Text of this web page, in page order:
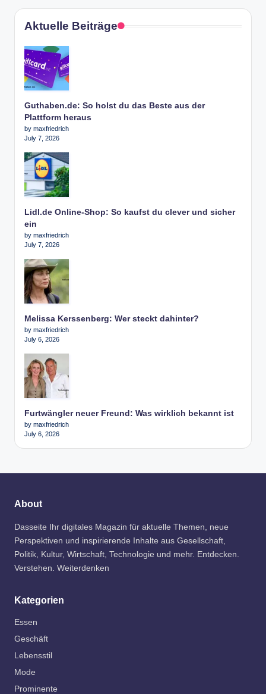
Aktuelle Beiträge
Guthaben.de: So holst du das Beste aus der
Plattform heraus
by maxfriedrich
July 7, 2026
Lidl.de Online-Shop: So kaufst du clever und sicher
ein
by maxfriedrich
July 7, 2026
Melissa Kerssenberg: Wer steckt dahinter?
by maxfriedrich
July 6, 2026
Furtwängler neuer Freund: Was wirklich bekannt ist
by maxfriedrich
July 6, 2026
About
Dasseite Ihr digitales Magazin für aktuelle Themen, neue
Perspektiven und inspirierende Inhalte aus Gesellschaft,
Politik, Kultur, Wirtschaft, Technologie und mehr. Entdecken.
Verstehen. Weiterdenken
Kategorien
Essen
Geschäft
Lebensstil
Mode
Prominente